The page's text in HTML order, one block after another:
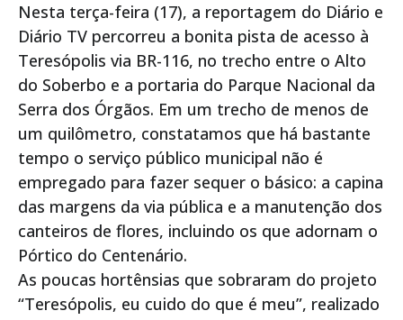
Nesta terça-feira (17), a reportagem do Diário e
Diário TV percorreu a bonita pista de acesso à
Teresópolis via BR-116, no trecho entre o Alto
do Soberbo e a portaria do Parque Nacional da
Serra dos Órgãos. Em um trecho de menos de
um quilômetro, constatamos que há bastante
tempo o serviço público municipal não é
empregado para fazer sequer o básico: a capina
das margens da via pública e a manutenção dos
canteiros de flores, incluindo os que adornam o
Pórtico do Centenário.
As poucas hortênsias que sobraram do projeto
“Teresópolis, eu cuido do que é meu”, realizado